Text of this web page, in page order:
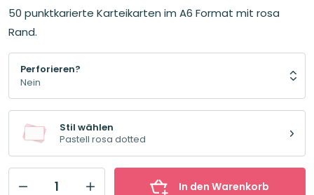
Preis
war:
3,95€
Preis
ist:
3,63€.
50 punktkarierte Karteikarten im A6 Format mit rosa
Rand.
Perforieren?
Stil wählen
Pastell rosa dotted
In den Warenkorb